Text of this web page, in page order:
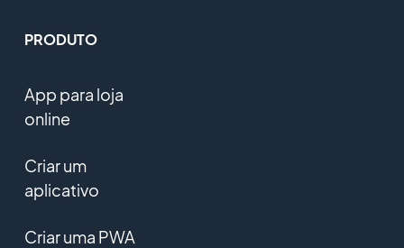
PRODUTO
App para loja
online
Criar um
aplicativo
Criar uma PWA